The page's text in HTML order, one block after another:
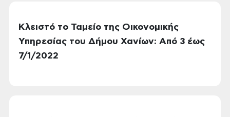
Κλειστό το Ταμείο της Οικονομικής
Υπηρεσίας του Δήμου Χανίων: Από 3 έως
7/1/2022